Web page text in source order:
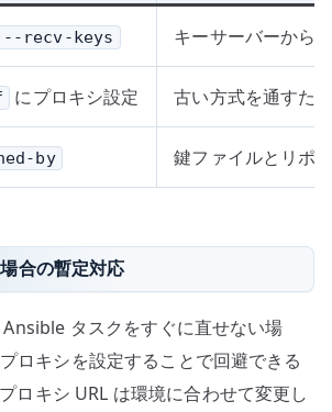
recv-keys キーサーバーから
にプロキシ設定 古い方式を通すた
by 鍵ファイルとリポ
合の暫定対応
タスクをすぐに直せない場
ロキシを設定することで回避できる
ロキシ URL は環境に合わせて変更し